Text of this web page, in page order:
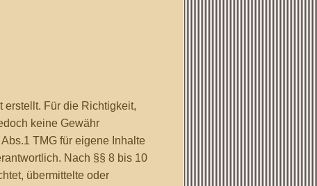
erstellt. Für die Richtigkeit,
keine Gewähr
TMG für eigene Inhalte
Nach §§ 8 bis 10
übermittelte oder